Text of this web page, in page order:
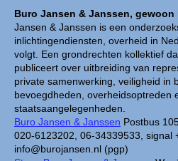
Buro Jansen & Janssen,
Jansen & Janssen is een
inlichtingendiensten, overheid in
volgt. Een grondrechten kollektief
publiceert over uitbreiding van
private samenwerking, veiligheid in
bevoegdheden, overheidsoptreden
staatsaangelegenheden.
Buro Jansen & Janssen Postbus
020-6123202, 06-34339533, signal
info@burojansen.nl (pgp)